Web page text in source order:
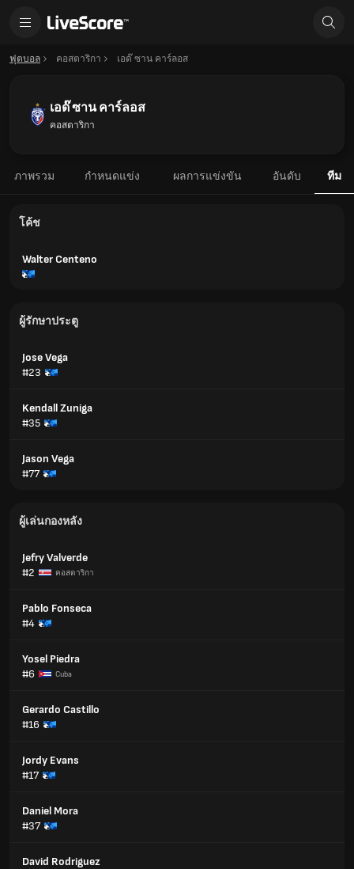
ฟุตบอล คอสตาริกา เอด๊ ซาน คาร์ลอส
เอด๊ ซาน คาร์ลอส
คอสตาริกา
ภาพรวม กำหนดแข่ง ผลการแข่งขัน อันดับ ทีม
โค้ช
Walter Centeno
ผู้รักษาประตู
Jose Vega
#23
Kendall Zuniga
#35
Jason Vega
#77
ผู้เล่นกองหลัง
Jefry Valverde
#2
คอสตาริกา
Pablo Fonseca
#4
Yosel Piedra
#6
Cuba
Gerardo Castillo
#16
Jordy Evans
#17
Daniel Mora
#37
David Rodriguez